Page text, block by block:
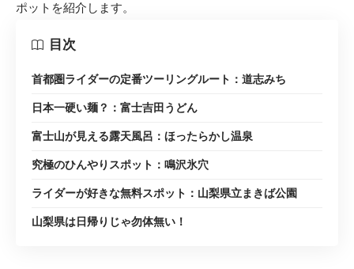
ポットを紹介します。
目次
首都圏ライダーの定番ツーリングルート：道志みち
日本一硬い麺？：富士吉田うどん
富士山が見える露天風呂：ほったらかし温泉
究極のひんやりスポット：鳴沢氷穴
ライダーが好きな無料スポット：山梨県立まきば公園
山梨県は日帰りじゃ勿体無い！